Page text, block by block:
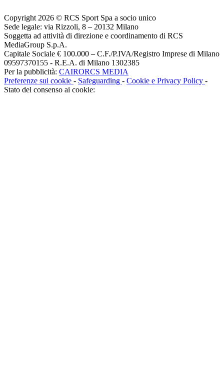
Copyright 2026 © RCS Sport Spa a socio unico
Sede legale: via Rizzoli, 8 – 20132 Milano
Soggetta ad attività di direzione e coordinamento di RCS
MediaGroup S.p.A.
Capitale Sociale € 100.000 – C.F./P.IVA/Registro Imprese di Milano
09597370155 - R.E.A. di Milano 1302385
Per la pubblicità: CAIRORCS MEDIA
Preferenze sui cookie - Safeguarding - Cookie e Privacy Policy -
Stato del consenso ai cookie: